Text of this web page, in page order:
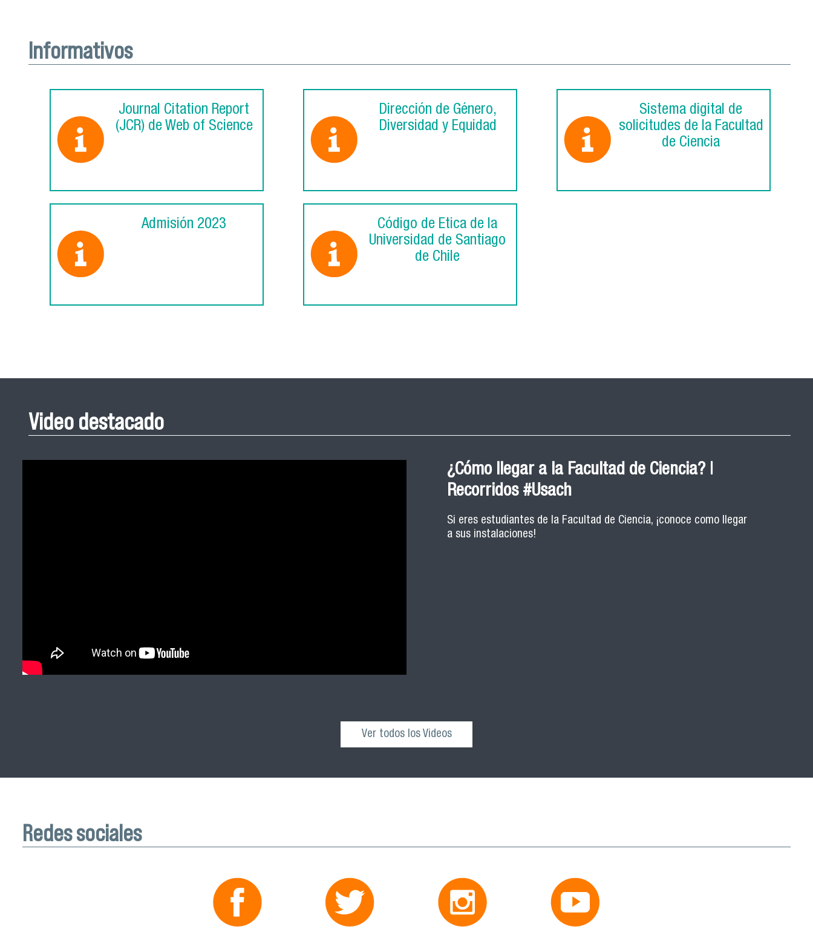
Informativos
Journal Citation Report
(JCR) de Web of Science
Dirección de Género,
Diversidad y Equidad
Sistema digital de
solicitudes de la Facultad
de Ciencia
Admisión 2023
Código de Ética de la
Universidad de Santiago
de Chile
Video destacado
¿Cómo llegar a la Facultad de Ciencia? |
Recorridos #Usach
Si eres estudiantes de la Facultad de Ciencia, ¡conoce como llegar
a sus instalaciones!
Ver todos los Videos
Redes sociales